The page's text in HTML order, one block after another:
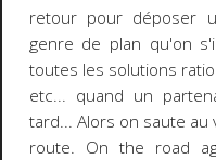
retour pour déposer
genre de plan qu'on
toutes les solutions
etc... quand un
tard... Alors on saute au
route. On the road